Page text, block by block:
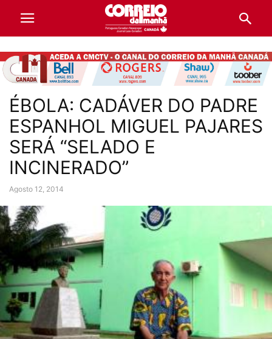
ÉBOLA: CADÁVER DO PADRE
ESPANHOL MIGUEL PAJARES
SERÁ “SELADO E
INCINERADO”
Agosto 12, 2014